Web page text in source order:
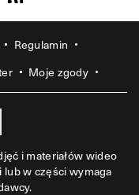
Regulamin
Moje zgody
i materiałów wideo
w części wymaga